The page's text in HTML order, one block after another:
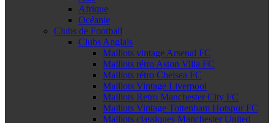
Afrique
Océanie
Clubs de Football
Clubs Anglais
Maillots vintage Arsenal FC
Maillots rétro Aston Villa FC
Maillots rétro Chelsea FC
Maillots Vintage Liverpool
Maillots Retro Manchester City FC
Maillots Vintage Tottenham Hotspur FC
Maillots classiques Manchester United